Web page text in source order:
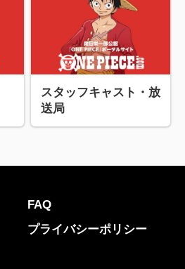
スタッフキャスト・放
送局
FAQ
プライバシーポリシー